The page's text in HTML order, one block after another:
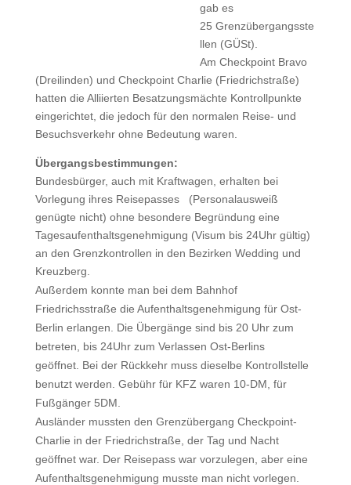
gab es
25 Grenzübergangsste
llen (GÜSt).
Am Checkpoint Bravo
(Dreilinden) und Checkpoint Charlie (Friedrichstraße)
hatten die Alliierten Besatzungsmächte Kontrollpunkte
eingerichtet, die jedoch für den normalen Reise- und
Besuchsverkehr ohne Bedeutung waren.
Übergangsbestimmungen:
Bundesbürger, auch mit Kraftwagen, erhalten bei
Vorlegung ihres Reisepasses (Personalausweiß
genügte nicht) ohne besondere Begründung eine
Tagesaufenthaltsgenehmigung (Visum bis 24Uhr gültig)
an den Grenzkontrollen in den Bezirken Wedding und
Kreuzberg.
Außerdem konnte man bei dem Bahnhof
Friedrichsstraße die Aufenthaltsgenehmigung für Ost-
Berlin erlangen. Die Übergänge sind bis 20 Uhr zum
betreten, bis 24Uhr zum Verlassen Ost-Berlins
geöffnet. Bei der Rückkehr muss dieselbe Kontrollstelle
benutzt werden. Gebühr für KFZ waren 10-DM, für
Fußgänger 5DM.
Ausländer mussten den Grenzübergang Checkpoint-
Charlie in der Friedrichstraße, der Tag und Nacht
geöffnet war. Der Reisepass war vorzulegen, aber eine
Aufenthaltsgenehmigung musste man nicht vorlegen.